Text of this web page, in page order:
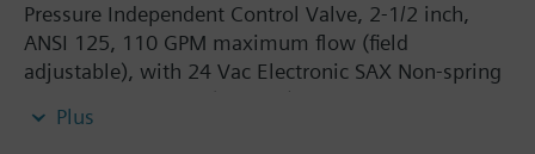
Pressure Independent Control Valve, 2-1/2 inch,
ANSI 125, 110 GPM maximum flow (field
adjustable), with 24 Vac Electronic SAX Non-spring
Return Actuator, 3P (floating)
Plus